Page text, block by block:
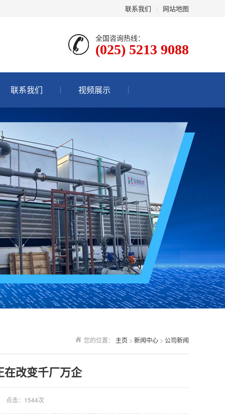
联系我们 网站地图
全国咨询热线：
(025) 5213 9088
联系我们 视频展示
您的位置： 主页 > 新闻中心 > 公司新闻
在改变千厂万企
点击： 1544次